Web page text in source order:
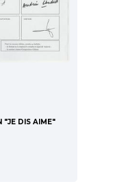
"JE DIS AIME"